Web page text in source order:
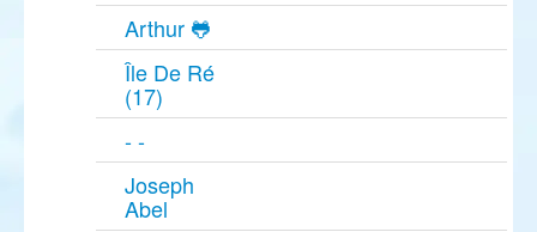
Arthur 🐸
Île De Ré
(17)
- -
Joseph
Abel